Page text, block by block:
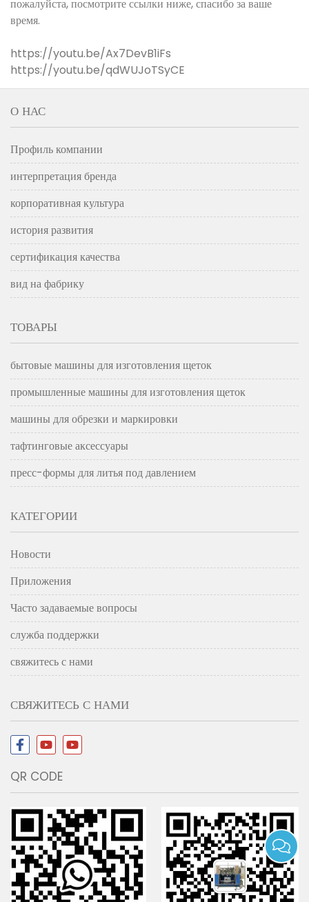
пожалуйста, посмотрите ссылки ниже, спасибо за ваше
время.
https://youtu.be/Ax7DevB1iFs
https://youtu.be/qdWUJoTSyCE
О НАС
Профиль компании
интерпретация бренда
корпоративная культура
история развития
сертификация качества
вид на фабрику
ТОВАРЫ
бытовые машины для изготовления щеток
промышленные машины для изготовления щеток
машины для обрезки и маркировки
тафтинговые аксессуары
пресс-формы для литья под давлением
КАТЕГОРИИ
Новости
Приложения
Часто задаваемые вопросы
служба поддержки
свяжитесь с нами
СВЯЖИТЕСЬ С НАМИ
QR CODE